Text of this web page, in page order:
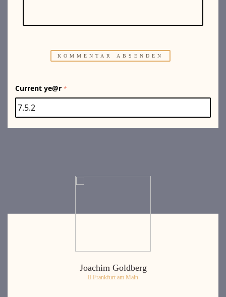
Current ye@r *
Joachim Goldberg
Frankfurt am Main